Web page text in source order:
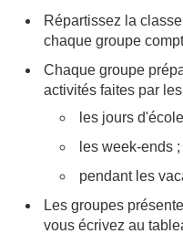
Répartissez la
chaque groupe
Chaque groupe
activités faites par
les jours
les week-ends ;
pendant les
Les groupes
vous écrivez au